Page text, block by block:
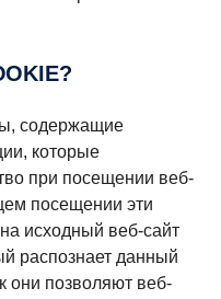
содержащие
которые
при посещении веб-
посещении эти
исходный веб-сайт
распознает данный
они позволяют веб-